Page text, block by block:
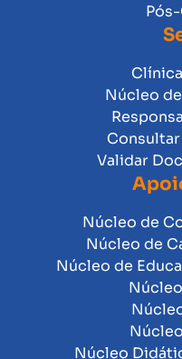
Núcleo
Validar
Núcleo de
Núcleo de
Núcleo de
Núcleo